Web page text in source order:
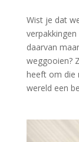
Wist je dat
daarvan
weggooien?
heeft om die
wereld een